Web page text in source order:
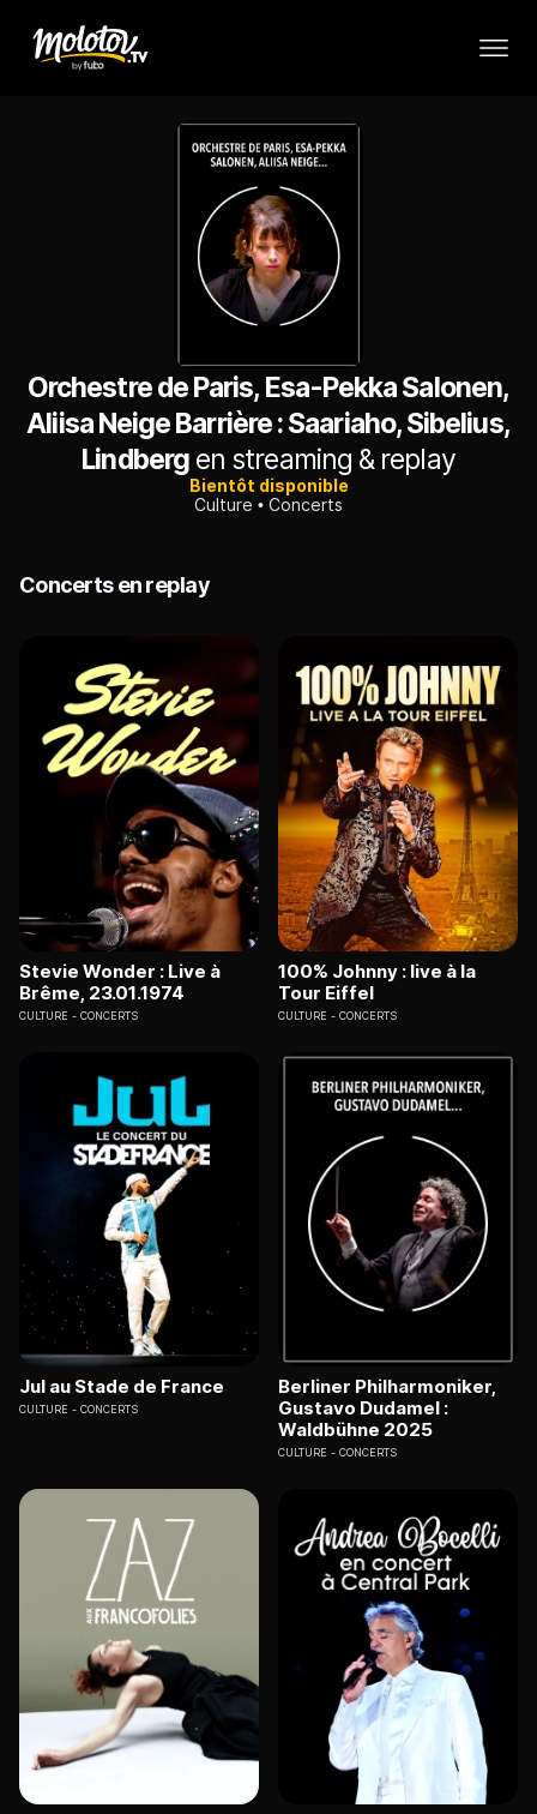
Orchestre de Paris, Esa-Pekka Salonen,
Aliisa Neige Barrière : Saariaho, Sibelius,
Lindbergen streaming & replay
Bientôt disponible
Culture
Concerts
Concerts en replay
Stevie Wonder : Live à
Brême, 23.01.1974
CULTURE CONCERTS
100% Johnny : live à la
Tour Eiffel
CULTURE CONCERTS
Jul au Stade de France
CULTURE CONCERTS
Berliner Philharmoniker,
Gustavo Dudamel :
Waldbühne 2025
CULTURE CONCERTS